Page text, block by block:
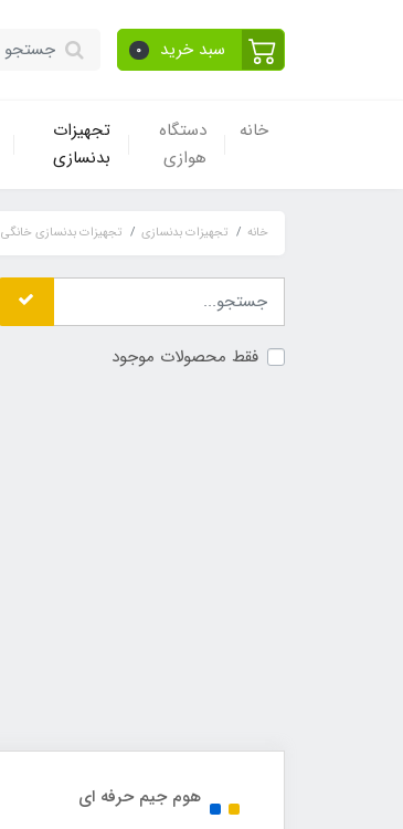
سبد خرید 0
خانه
دستگاه
هوازی
تجهیزات
بدنسازی
خانه تجهیزات بدنسازی تجهیزات بدنسازی خانگی
فقط محصولات موجود
هوم جیم حرفه ای